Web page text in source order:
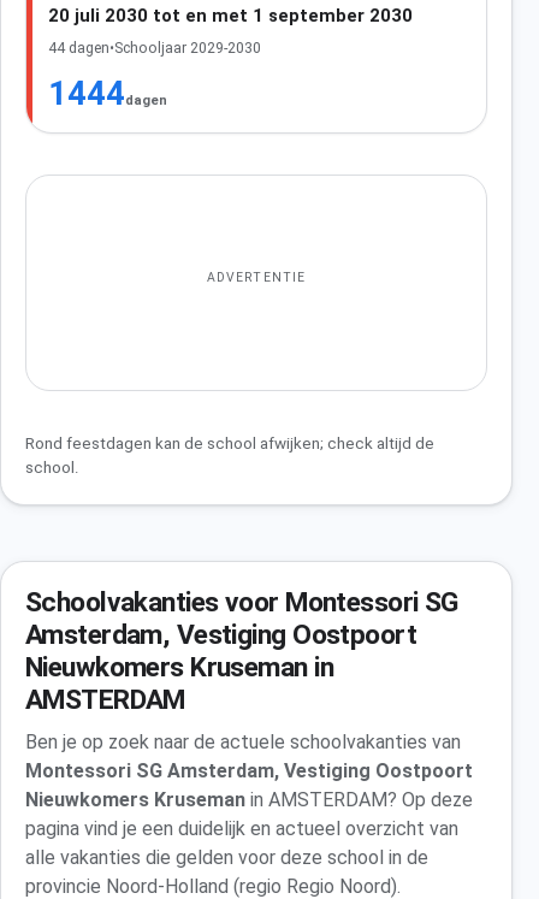
20 juli 2030 tot en met 1 september 2030
44 dagen•Schooljaar 2029-2030
1444dagen
ADVERTENTIE
Rond feestdagen kan de school afwijken; check altijd de
school.
Schoolvakanties voor Montessori SG
Amsterdam, Vestiging Oostpoort
Nieuwkomers Kruseman in
AMSTERDAM
Ben je op zoek naar de actuele schoolvakanties van
Montessori SG Amsterdam, Vestiging Oostpoort
Nieuwkomers Kruseman in AMSTERDAM? Op deze
pagina vind je een duidelijk en actueel overzicht van
alle vakanties die gelden voor deze school in de
provincie Noord-Holland (regio Regio Noord).